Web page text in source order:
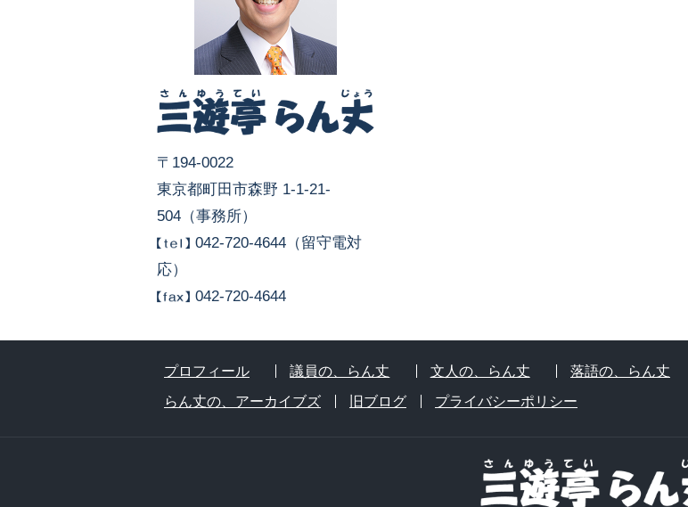
〒194-0022
東京都町田市森野 1-1-21-
504（事務所）
042-720-4644（留守電対
応）
042-720-4644
プロフィール 議員の、らん丈 文人の、らん丈 落語の、らん丈
らん丈の、アーカイブズ
旧ブログ プライバシーポリシー